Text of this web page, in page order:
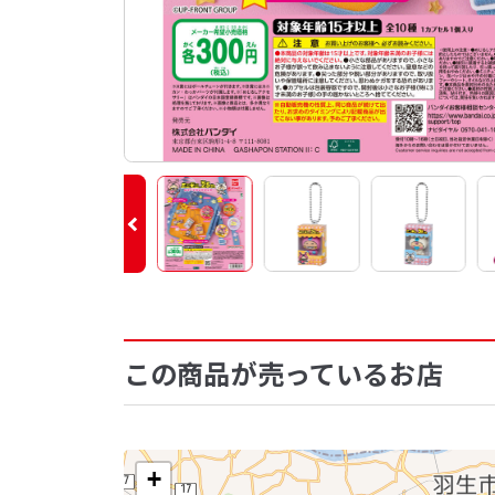
この商品が売っているお店
+